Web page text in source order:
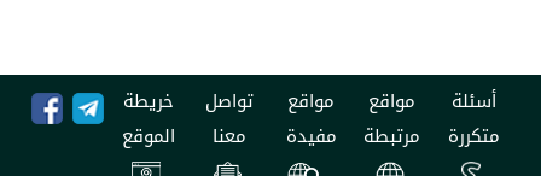
مواقع
مرتبطة
مواقع
مفيدة
تواصل
معنا
خريطة
الموقع